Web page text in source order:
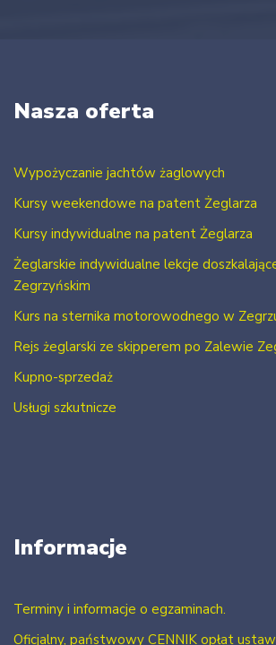
Nasza oferta
Wypożyczanie jachtów żaglowych
Kursy weekendowe na patent Żeglarza
Kursy indywidualne na patent Żeglarza
Żeglarskie indywidualne lekcje
Zegrzyńskim
Kurs na sternika motorowodnego w
Rejs żeglarski ze skipperem po Zalewie
Kupno-sprzedaż
Usługi szkutnicze
Informacje
Terminy i informacje o egzaminach.
Oficjalny, państwowy CENNIK opłat